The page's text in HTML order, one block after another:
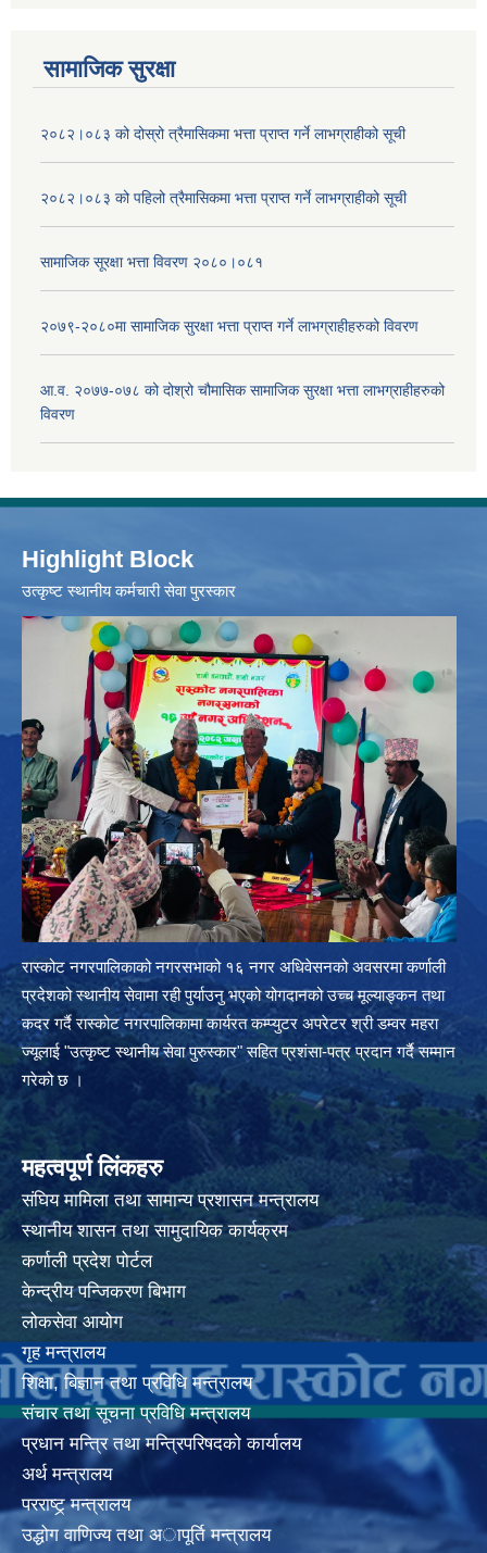
सामाजिक सुरक्षा
२०८२।०८३ को दोस्रो त्रैमासिकमा भत्ता प्राप्‍त गर्ने लाभग्राहीको सूची
२०८२।०८३ को पहिलो त्रैमासिकमा भत्ता प्राप्‍त गर्ने लाभग्राहीको सूची
सामाजिक सूरक्षा भत्ता विवरण २०८०।०८१
२०७९-२०८०मा सामाजिक सुरक्षा भत्ता प्राप्त गर्ने लाभग्राहीहरुको विवरण
आ.व. २०७७-०७८ को दोश्रो चौमासिक सामाजिक सुरक्षा भत्ता लाभग्राहीहरुको
विवरण
Highlight Block
उत्‍कृष्ट स्थानीय कर्मचारी सेवा पुरस्कार
रास्कोट नगरपालिकाको नगरसभाको १६ नगर अधिवेसनको अवसरमा कर्णाली
प्रदेशको स्थानीय सेवामा रही पुर्याउनु भएको योगदानको उच्च मूल्याङ्कन तथा
कदर गर्दै रास्कोट नगरपालिकामा कार्यरत कम्प्युटर अपरेटर श्री डम्वर महरा
ज्यूलाई "उत्कृष्ट स्थानीय सेवा पुरुस्कार" सहित प्रशंसा-पत्र प्रदान गर्दै सम्मान
गरेको छ ।
महत्वपूर्ण लिंकहरु
संघिय मामिला तथा सामान्य प्रशासन मन्त्रालय
स्थानीय शासन तथा सामुदायिक कार्यक्रम
कर्णाली प्रदेश पोर्टल
केन्द्रीय पन्जिकरण बिभाग
लोकसेवा आयोग
गृह मन्त्रालय
शिक्षा, बिज्ञान तथा प्रविधि मन्त्रालय
संचार तथा सूचना प्रविधि मन्त्रालय
प्रधान मन्त्रि तथा मन्त्रिपरिषदको कार्यालय
अर्थ मन्त्रालय
परराष्ट्र् मन्त्रालय
उद्धोग वाणिज्य तथा अापूर्ति मन्त्रालय